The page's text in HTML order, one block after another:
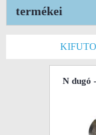
termékei
N dugó